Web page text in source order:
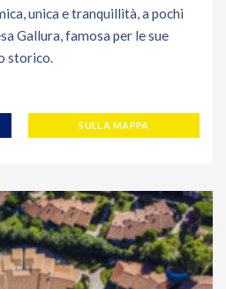
unica e tranquillità, a pochi
Gallura, famosa per le sue
storico.
SULLA MAPPA